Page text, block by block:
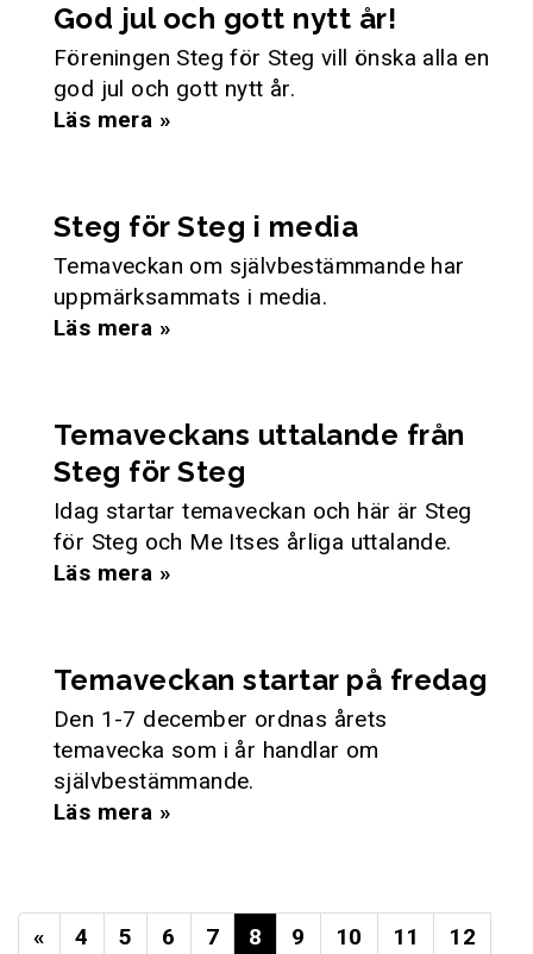
God jul och gott nytt år!
Föreningen Steg för Steg vill önska alla en
god jul och gott nytt år.
Läs mera »
Steg för Steg i media
Temaveckan om självbestämmande har
uppmärksammats i media.
Läs mera »
Temaveckans uttalande från
Steg för Steg
Idag startar temaveckan och här är Steg
för Steg och Me Itses årliga uttalande.
Läs mera »
Temaveckan startar på fredag
Den 1-7 december ordnas årets
temavecka som i år handlar om
självbestämmande.
Läs mera »
« 4 5 6 7 8 9 10 11
12